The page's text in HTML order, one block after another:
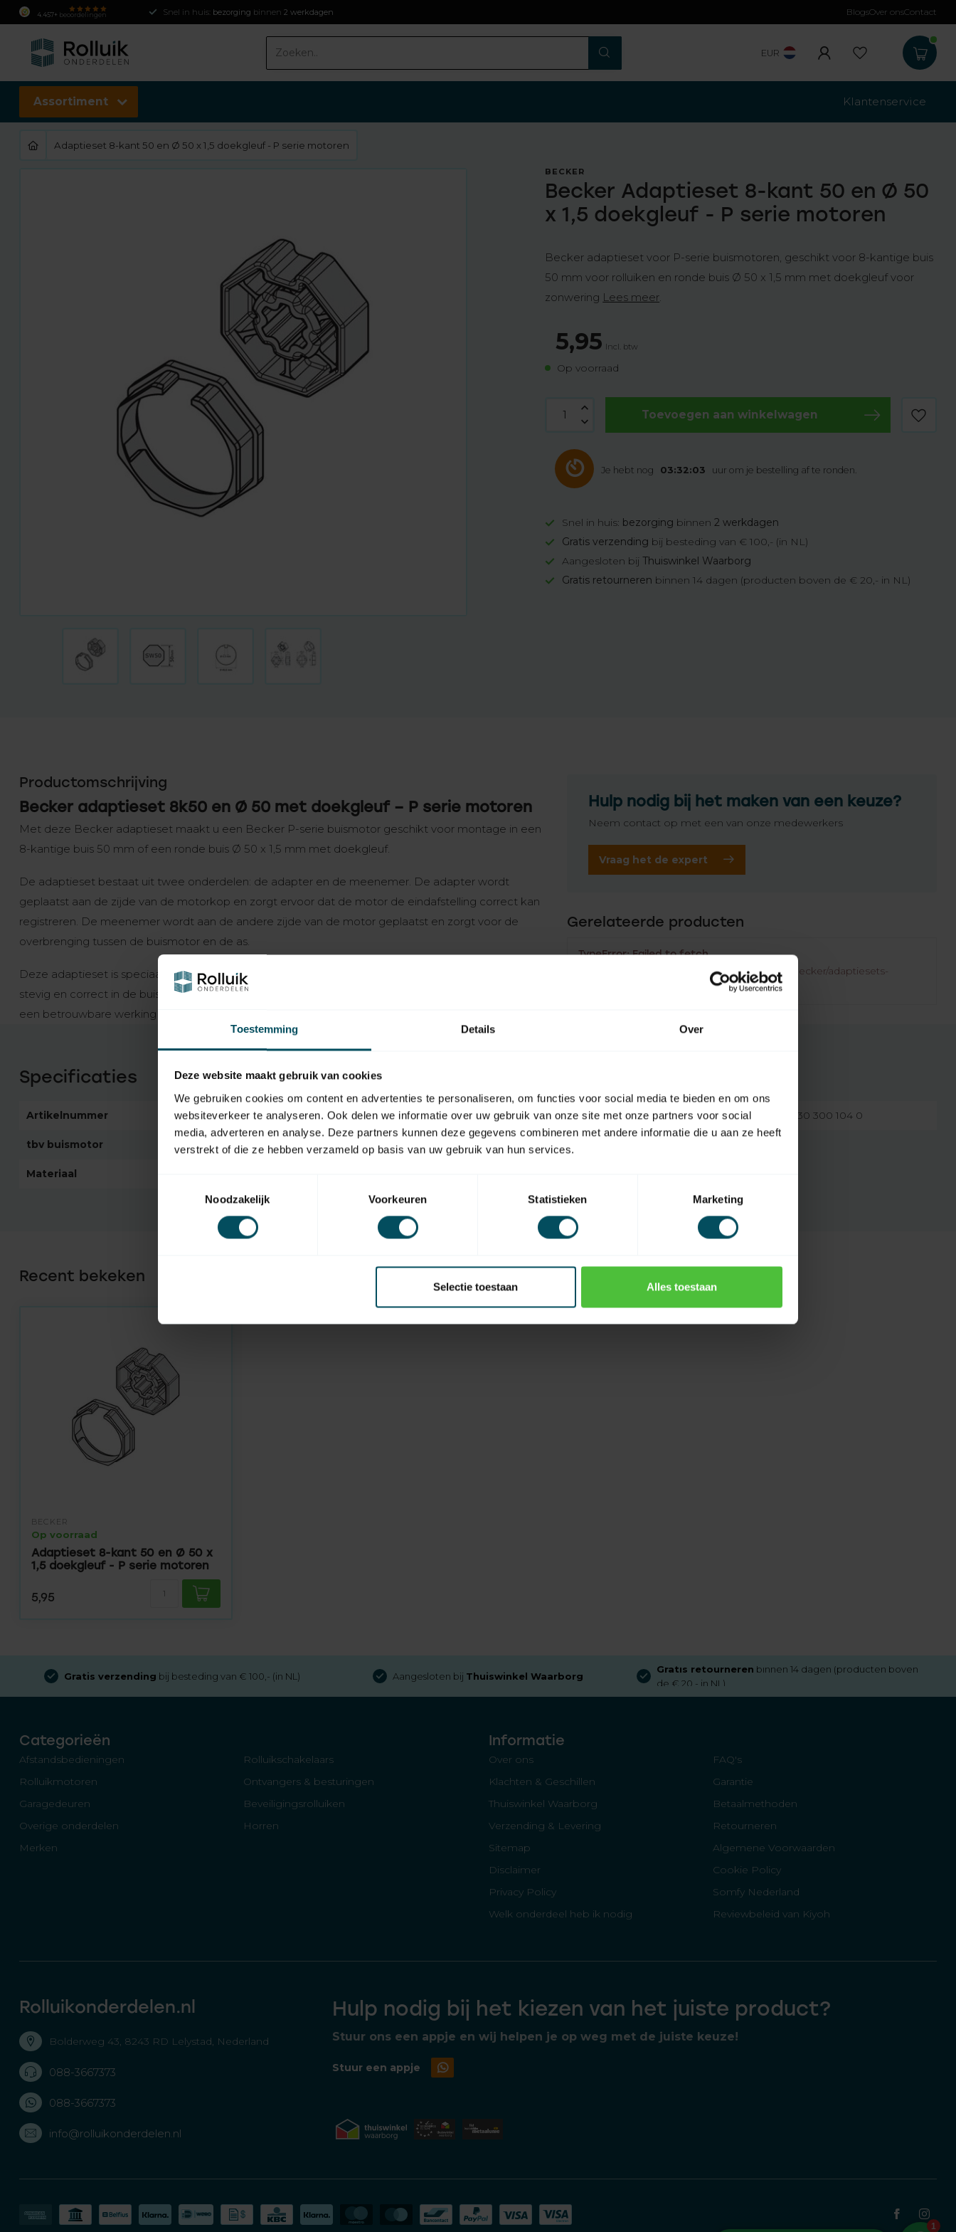
Toestemming Details Over
Deze website maakt gebruik van cookies
We gebruiken cookies om content en advertenties te personaliseren, om functies voor social media te bieden en om ons
websiteverkeer te analyseren. Ook delen we informatie over uw gebruik van onze site met onze partners voor social
media, adverteren en analyse. Deze partners kunnen deze gegevens combineren met andere informatie die u aan ze heeft
verstrekt of die ze hebben verzameld op basis van uw gebruik van hun services.
Noodzakelijk
Voorkeuren Statistieken Marketing
Selectie toestaan Alles toestaan
4.457+ beoordelingen Snel in huis: bezorging binnen 2 werkdagen Gratis verzending
BlogsOver onsContact
EUR
Assortiment Klantenservice
Adaptieset 8-kant 50 en Ø 50 x 1,5 doekgleuf - P serie motoren
BECKER
Becker Adaptieset 8-kant 50 en Ø 50
x 1,5 doekgleuf - P serie motoren
Becker adaptieset voor P-serie buismotoren, geschikt voor 8-kantige buis
50 mm voor rolluiken en ronde buis Ø 50 x 1,5 mm met doekgleuf voor
zonwering Lees meer.
5,95 Incl. btw
Op voorraad
Toevoegen aan winkelwagen
Je hebt nog 03:32:02 uur om je bestelling af te ronden.
Snel in huis: bezorging binnen2 werkdagen
Gratis verzending bij besteding van € 100,- (in NL)
Aangesloten bijThuiswinkel Waarborg
Gratis retourneren binnen 14 dagen (producten boven de € 20,- in NL)
Productomschrijving
Becker adaptieset 8k50 en Ø 50 met doekgleuf – P serie motoren
Met deze Becker adaptieset maakt u een Becker P-serie buismotor geschikt voor montage in een
8-kantige buis 50 mm of een ronde buis Ø 50 x 1,5 mm met doekgleuf.
De adaptieset bestaat uit twee onderdelen: de adapter en de meenemer. De adapter wordt
geplaatst aan de zijde van de motorkop en zorgt ervoor dat de motor de eindafstelling correct kan
registreren. De meenemer wordt aan de andere zijde van de motor geplaatst en zorgt voor de
overbrenging tussen de buismotor en de as.
Deze adaptieset is speciaal geschikt voor Becker P-serie motoren en zorgt ervoor dat de motor
stevig en correct in de buis geplaatst kan worden. Zo bent u verzekerd van een goede passing en
een betrouwbare werking van de buismotor.
Hulp nodig bij het maken van een keuze?
Neem contact op met een van onze medewerkers
Vraag het de expert
Gerelateerde producten
TypeError: Failed to fetch
https://www.rolluikonderdelen.nl/nl/merken/becker/adaptiesets-
Specificaties
Artikelnummer 6337 SKU 4930 300 103 0 en 4930 300 104 0
tbv buismotor Becker R serie geschikt voor as
Materiaal
Recent bekeken
BECKER
Op voorraad
Adaptieset 8-kant 50 en Ø 50 x
1,5 doekgleuf - P serie motoren
5,95
Gratis verzending bij besteding van € 100,- (in NL) Aangesloten bij Thuiswinkel Waarborg
Gratis retourneren binnen 14 dagen (producten boven
de € 20,- in NL)
Categorieën
Afstandsbedieningen
Rolluikschakelaars
Rolluikmotoren
Ontvangers & besturingen
Garagedeuren
Beveiligingsrolluiken
Overige onderdelen
Horren
Merken
Informatie
Over ons
FAQ's
Klachten & Geschillen
Garantie
Thuiswinkel Waarborg
Betaalmethoden
Verzending & Levering
Retourneren
Sitemap
Algemene Voorwaarden
Disclaimer
Cookie Policy
Privacy Policy
Somfy Nederland
Welk onderdeel heb ik nodig
Reviewbeleid van Kiyoh
Rolluikonderdelen.nl
Bolderweg 43, 8243 RD Lelystad, Nederland
088-3667373
088-3667373
info@rolluikonderdelen.nl
Hulp nodig bij het kiezen van het juiste product?
Stuur ons een appje en wij helpen je op weg met de juiste keuze!
Stuur een appje